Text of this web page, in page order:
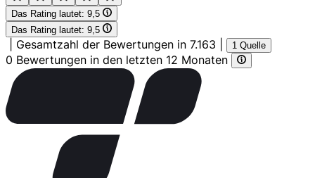
Das Rating lautet: 9,5
Das Rating lautet: 9,5
Gesamtzahl der Bewertungen in 7.163 1 Quelle
0 Bewertungen in den letzten 12 Monaten